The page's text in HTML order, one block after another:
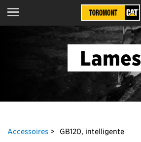
Menu
Lames
Accessoires GB120, intelligente